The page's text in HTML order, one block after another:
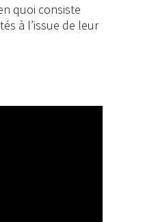
quoi consiste
à l’issue de leur